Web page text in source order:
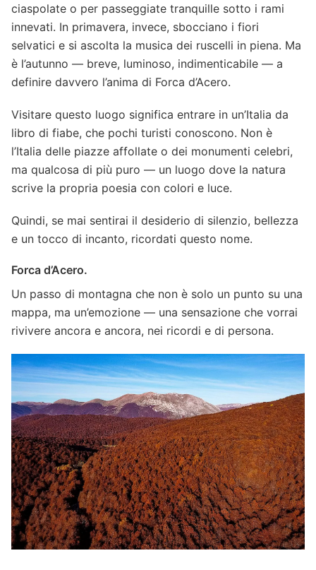
ciaspolate o per passeggiate tranquille sotto i rami
innevati. In primavera, invece, sbocciano i fiori
selvatici e si ascolta la musica dei ruscelli in piena. Ma
è l’autunno — breve, luminoso, indimenticabile — a
definire davvero l’anima di Forca d’Acero.
Visitare questo luogo significa entrare in un’Italia da
libro di fiabe, che pochi turisti conoscono. Non è
l’Italia delle piazze affollate o dei monumenti celebri,
ma qualcosa di più puro — un luogo dove la natura
scrive la propria poesia con colori e luce.
Quindi, se mai sentirai il desiderio di silenzio, bellezza
e un tocco di incanto, ricordati questo nome.
Forca d’Acero.
Un passo di montagna che non è solo un punto su una
mappa, ma un’emozione — una sensazione che vorrai
rivivere ancora e ancora, nei ricordi e di persona.